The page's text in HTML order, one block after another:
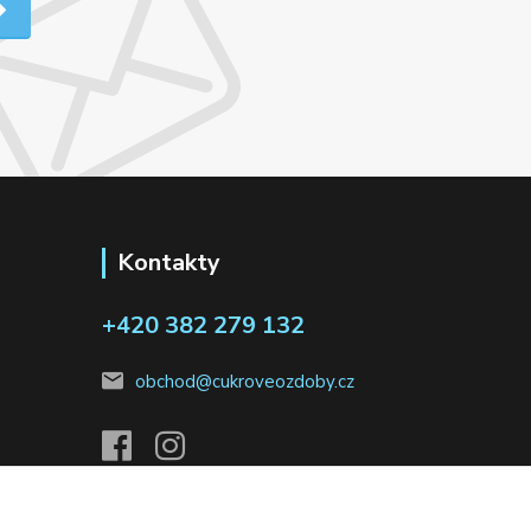
Kontakty
+420 382 279 132
obchod@cukroveozdoby.cz